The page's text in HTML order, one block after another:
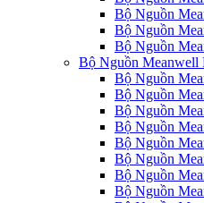
Bộ Nguồn
Bộ Nguồn
Bộ Nguồn
Bộ Nguồn Meanwell
Bộ Nguồn
Bộ Nguồn
Bộ Nguồn
Bộ Nguồn
Bộ Nguồn
Bộ Nguồn
Bộ Nguồn
Bộ Nguồn